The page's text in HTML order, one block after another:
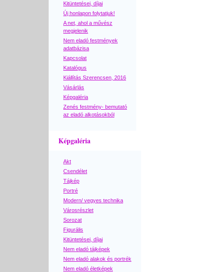
Kitüntetései, díjai
Új honlapon folytatjuk!
A net, ahol a művész
megjelenik
Nem eladó festmények
adatbázisa
Kapcsolat
Katalógus
Kiállítás Szerencsen, 2016
Vásárlás
Képgaléria
Zenés festmény- bemutató
az eladó alkotásokból
Képgaléria
Akt
Csendélet
Tájkép
Portré
Modern/ vegyes technika
Városrészlet
Sorozat
Figurális
Kitüntetései, díjai
Nem eladó tájképek
Nem eladó alakok és portrék
Nem eladó életképek